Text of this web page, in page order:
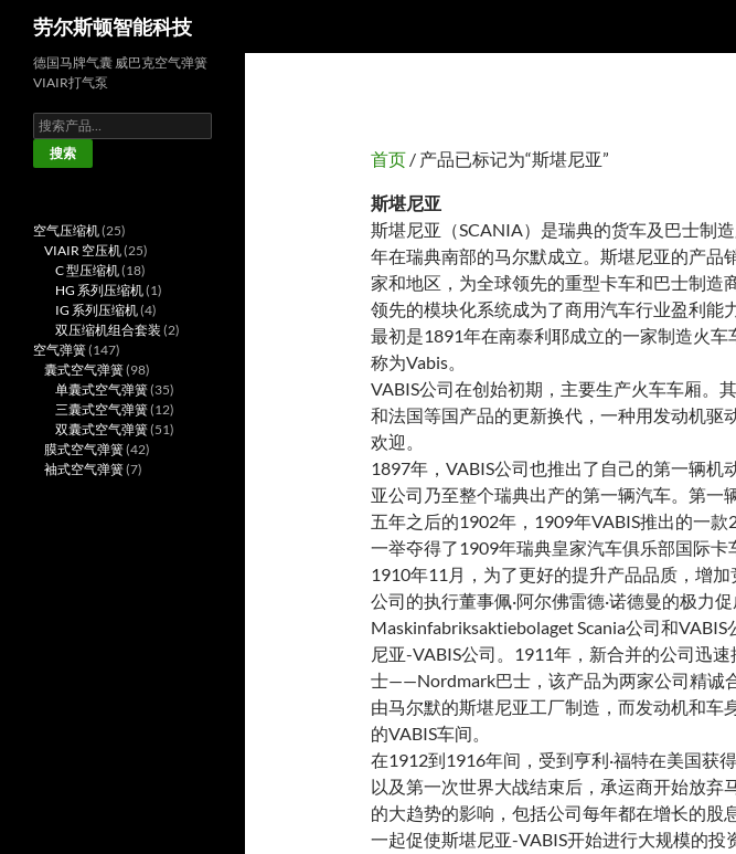
劳尔斯顿智能科技
首页 / 产品已标记为“斯堪尼亚”
斯堪尼亚
斯堪尼亚（SCANIA）是瑞典的货车及巴士制
年在瑞典南部的马尔默成立。斯堪尼亚的产品
家和地区，为全球领先的重型卡车和巴士制造
领先的模块化系统成为了商用汽车行业盈利能
最初是1891年在南泰利耶成立的一家制造火车
称为Vabis。
VABIS公司在创始初期，主要生产火车车厢。
和法国等国产品的更新换代，一种用发动机驱
欢迎。
1897年，VABIS公司也推出了自己的第一辆机
亚公司乃至整个瑞典出产的第一辆汽车。第一
五年之后的1902年，1909年VABIS推出的一
一举夺得了1909年瑞典皇家汽车俱乐部国际卡
1910年11月，为了更好的提升产品品质，增
公司的执行董事佩·阿尔佛雷德·诺德曼的极力
Maskinfabriksaktiebolaget Scania公司和
尼亚-VABIS公司。1911年，新合并的公司迅
士——Nordmark巴士，该产品为两家公司精诚
由马尔默的斯堪尼亚工厂制造，而发动机和车
的VABIS车间。
在1912到1916年间，受到亨利·福特在美国获
以及第一次世界大战结束后，承运商开始放弃
的大趋势的影响，包括公司每年都在增长的股
一起促使斯堪尼亚-VABIS开始进行大规模的投
德国马牌气囊 威巴克空气弹簧
VIAIR打气泵
搜
索：
搜索
空气压缩机 2525
个
产
品
VIAIR 空压机 2525
个
产
品
C 型压缩机 1818
个
产
品
HG 系列压缩机 11
产
IG 系列压缩机 44
个
双压缩机组合套装 22
空气弹簧 147147
个
产
品
囊式空气弹簧 9898
个
产
品
单囊式空气弹簧 3535
个
产
三囊式空气弹簧 1212
个
双囊式空气弹簧 5151
膜式空气弹簧 4242
袖式空气弹簧 77